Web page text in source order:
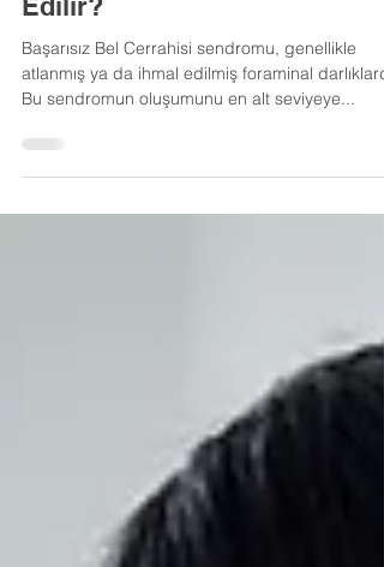
Başarısız Bel Cerrahisi
Sendromu Nedir? Nasıl Tedavi
Edilir?
Başarısız Bel Cerrahisi sendromu, genellikle
Bu sendromun oluşumunu en alt seviyeye...